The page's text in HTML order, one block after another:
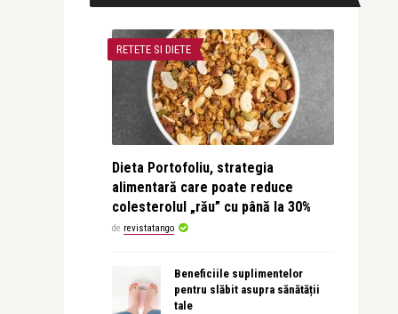
RETETE SI DIETE
Dieta Portofoliu, strategia
alimentară care poate reduce
colesterolul „rău” cu până la 30%
de revistatango
Beneficiile suplimentelor
pentru slăbit asupra sănătății
tale